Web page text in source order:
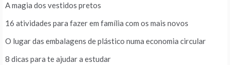
A magia dos vestidos pretos
16 atividades para fazer em família com os mais novos
O lugar das embalagens de plástico numa economia circular
8 dicas para te ajudar a estudar